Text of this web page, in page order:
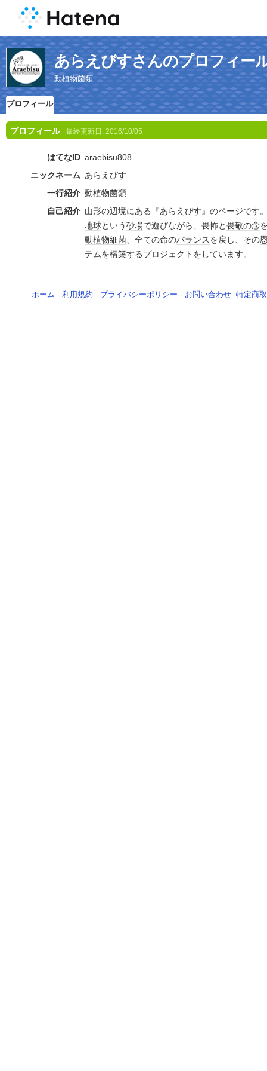
あらえびすさんのプロフィー
動植物菌類
プロフィール
プロフィール 最終更新日: 2016/10/05
はてなID araebisu808
ニックネーム あらえびす
一行紹介 動植物菌類
自己紹介 山形の辺境にある『あら えびす』のページです
地球という砂場で遊びながら、畏怖と畏敬の念
動植物細菌、全ての命のバランスを戻し、その
テムを構築するプロジェクト をしています。
ホーム - 利用規約 - プライバシーポリシー - お問い合わせ- 特定商